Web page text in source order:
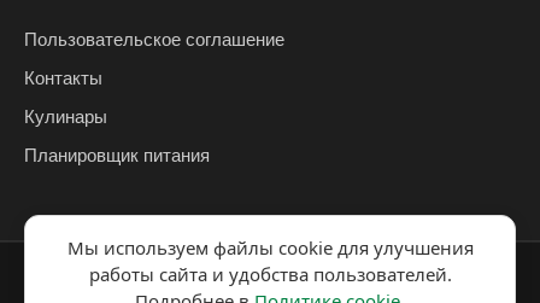
Мы используем файлы cookie для улучшения
работы сайта и удобства пользователей.
Пользовательское соглашение
Контакты
Кулинары
Планировщик питания
© 2026 ЗаЕДОК